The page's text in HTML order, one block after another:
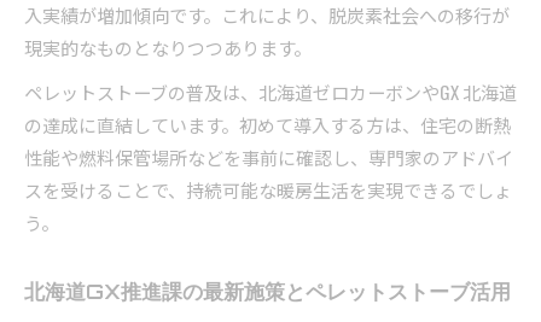
入実績が増加傾向です。これにより、脱炭素社会への移行が
現実的なものとなりつつあります。
ペレットストーブの普及は、北海道ゼロカーボンやGX 北海道
の達成に直結しています。初めて導入する方は、住宅の断熱
性能や燃料保管場所などを事前に確認し、専門家のアドバイ
スを受けることで、持続可能な暖房生活を実現できるでしょ
う。
北海道GX推進課の最新施策とペレットストーブ活用